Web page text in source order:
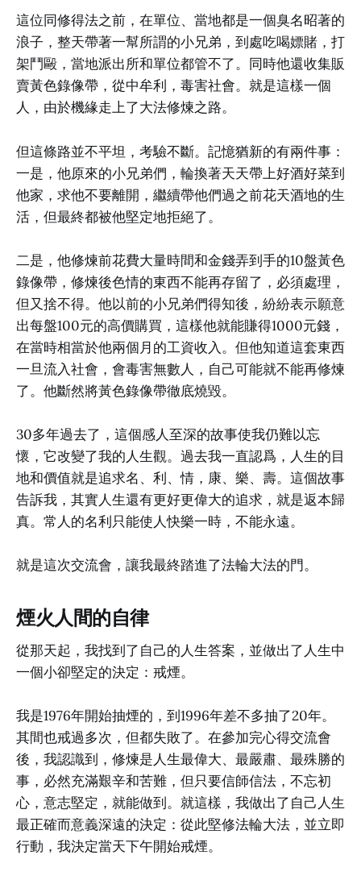
這位同修得法之前，在單位、當地都是一個臭名昭著的
浪子，整天帶著一幫所謂的小兄弟，到處吃喝嫖賭，打
架鬥毆，當地派出所和單位都管不了。同時他還收集販
賣黃色錄像帶，從中牟利，毒害社會。就是這樣一個
人，由於機緣走上了大法修煉之路。
但這條路並不平坦，考驗不斷。記憶猶新的有兩件事：
一是，他原來的小兄弟們，輪換著天天帶上好酒好菜到
他家，求他不要離開，繼續帶他們過之前花天酒地的生
活，但最終都被他堅定地拒絕了。
二是，他修煉前花費大量時間和金錢弄到手的10盤黃色
錄像帶，修煉後色情的東西不能再存留了，必須處理，
但又捨不得。他以前的小兄弟們得知後，紛紛表示願意
出每盤100元的高價購買，這樣他就能賺得1000元錢，
在當時相當於他兩個月的工資收入。但他知道這套東西
一旦流入社會，會毒害無數人，自己可能就不能再修煉
了。他斷然將黃色錄像帶徹底燒毀。
30多年過去了，這個感人至深的故事使我仍難以忘
懷，它改變了我的人生觀。過去我一直認爲，人生的目
地和價值就是追求名、利、情，康、樂、壽。這個故事
告訴我，其實人生還有更好更偉大的追求，就是返本歸
真。常人的名利只能使人快樂一時，不能永遠。
就是這次交流會，讓我最終踏進了法輪大法的門。
煙火人間的自律
從那天起，我找到了自己的人生答案，並做出了人生中
一個小卻堅定的決定：戒煙。
我是1976年開始抽煙的，到1996年差不多抽了20年。
其間也戒過多次，但都失敗了。在參加完心得交流會
後，我認識到，修煉是人生最偉大、最嚴肅、最殊勝的
事，必然充滿艱辛和苦難，但只要信師信法，不忘初
心，意志堅定，就能做到。就這樣，我做出了自己人生
最正確而意義深遠的決定：從此堅修法輪大法，並立即
行動，我決定當天下午開始戒煙。